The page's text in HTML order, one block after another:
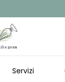
Servizi